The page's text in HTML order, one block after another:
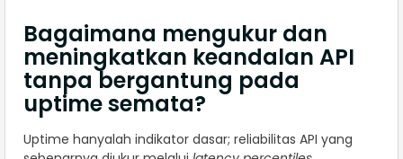
Bagaimana mengukur dan
meningkatkan keandalan API
tanpa bergantung pada
uptime semata?
Uptime hanyalah indikator dasar; reliabilitas API yang